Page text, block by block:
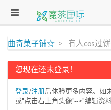
曲奇菓子铺☆ 有人cos过
您现在还未登录！
登录/注册后体验更多内容。如
或"点击右上角头像"-->"编辑资